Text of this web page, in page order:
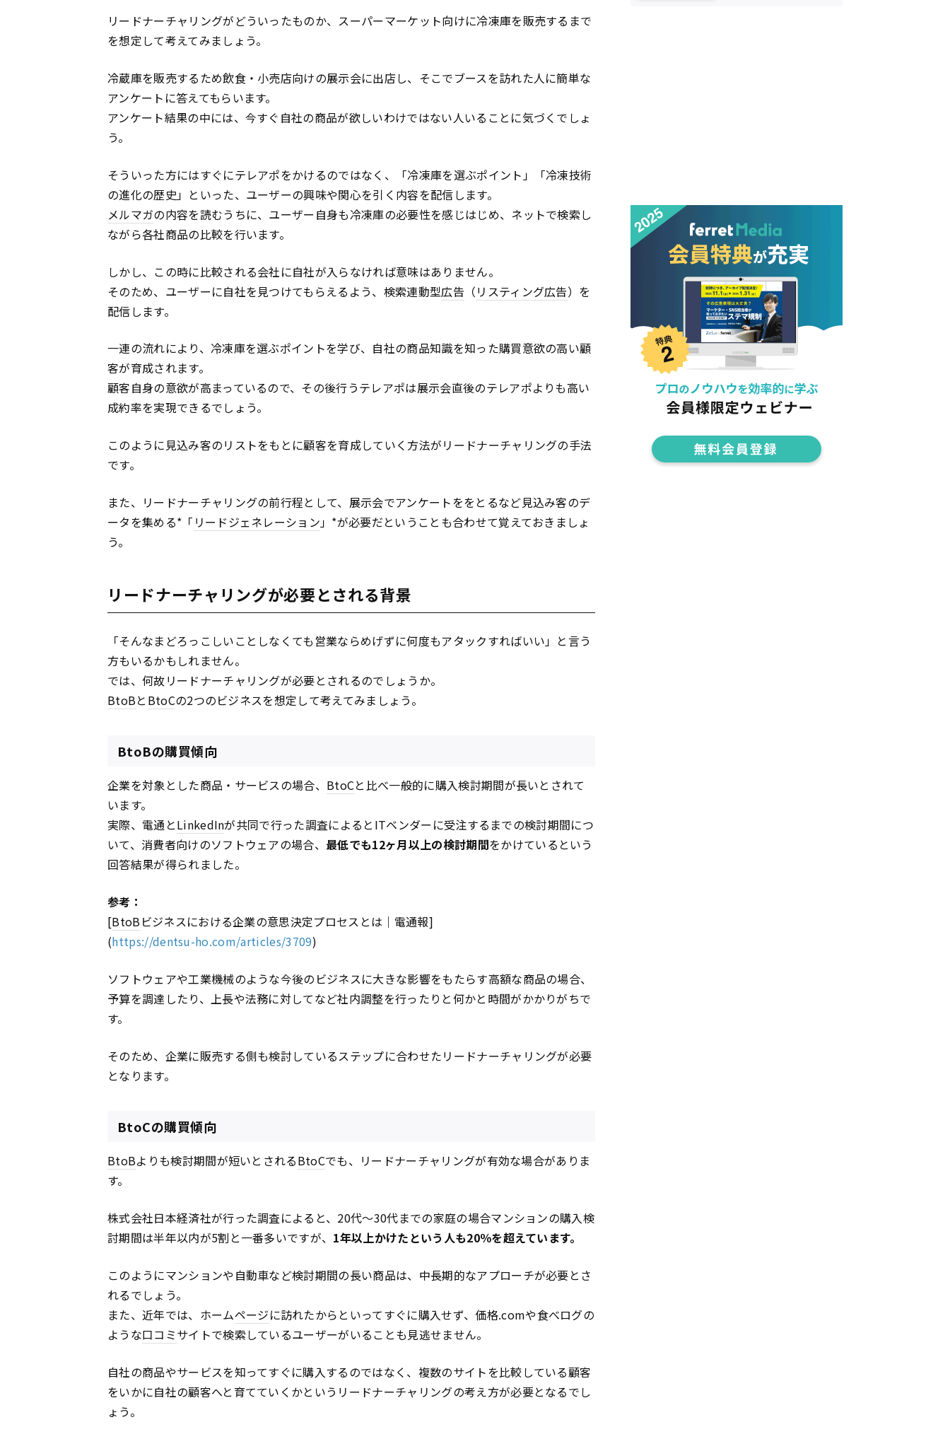
リードナーチャリングがどういったものか、スーパーマーケット向けに冷凍庫を販売するまで
を想定して考えてみましょう。
冷蔵庫を販売するため飲食・小売店向けの展示会に出店し、そこでブースを訪れた人に簡単な
アンケートに答えてもらいます。
アンケート結果の中には、今すぐ自社の商品が欲しいわけではない人いることに気づくでしょ
う。
そういった方にはすぐにテレアポをかけるのではなく、「冷凍庫を選ぶポイント」「冷凍技術
の進化の歴史」といった、ユーザーの興味や関心を引く内容を配信します。
メルマガの内容を読むうちに、ユーザー自身も冷凍庫の必要性を感じはじめ、ネットで検索し
ながら各社商品の比較を行います。
しかし、この時に比較される会社に自社が入らなければ意味はありません。
そのため、ユーザーに自社を見つけてもらえるよう、検索連動型広告 （リスティング広告）を
配信します。
一連の流れにより、冷凍庫を選ぶポイントを学び、自社の商品知識を知った購買意欲の高い顧
客が育成されます。
顧客自身の意欲が高まっているので、その後行うテレアポは展示会直後のテレアポよりも高い
成約率を実現できるでしょう。
このように見込み客のリストをもとに顧客を育成していく方法がリードナーチャリングの手法
です。
また、リードナーチャリングの前行程として、展示会でアンケートををとるなど見込み客のデ
ータを集める*「 リードジェネレーション」*が必要だということも合わせて覚えておきましょ
う。
リードナーチャリングが必要とされる背景
「そんなまどろっこしいことしなくても営業ならめげずに何度もアタックすればいい」と言う
方もいるかもしれません。
では、何故リードナーチャリングが必要とされるのでしょうか。
BtoBと BtoCの2つのビジネスを想定して考えてみましょう。
BtoBの購買傾向
企業を対象とした商品・サービスの場合、 BtoCと比べ一般的に購入検討期間が長いとされて
います。
実際、電通とLinkedInが共同で行った調査によるとITベンダーに受注するまでの検討期間につ
いて、消費者向けのソフトウェアの場合、 最低でも12ヶ月以上の検討期間をかけているという
回答結果が得られました。
参考：
[BtoBビジネスにおける企業の意思決定プロセスとは｜電通報]
(https://dentsu-ho.com/articles/3709)
ソフトウェアや工業機械のような今後のビジネスに大きな影響をもたらす高額な商品の場合、
予算を調達したり、上長や法務に対してなど社内調整を行ったりと何かと時間がかかりがちで
す。
そのため、企業に販売する側も検討しているステップに合わせたリードナーチャリングが必要
となります。
BtoCの購買傾向
BtoBよりも検討期間が短いとされるBtoCでも、リードナーチャリングが有効な場合がありま
す。
株式会社日本経済社が行った調査によると、20代〜30代までの家庭の場合マンションの購入検
討期間は半年以内が5割と一番多いですが、 1年以上かけたという人も20％を超えています。
このようにマンションや自動車など検討期間の長い商品は、中長期的なアプローチが必要とさ
れるでしょう。
また、近年では、ホームページに訪れたからといってすぐに購入せず、価格.comや食べログの
ような口コミサイトで検索しているユーザーがいることも見逃せません。
自社の商品やサービスを知ってすぐに購入するのではなく、複数のサイトを比較している顧客
をいかに自社の顧客へと育てていくかというリードナーチャリングの考え方が必要となるでし
ょう。